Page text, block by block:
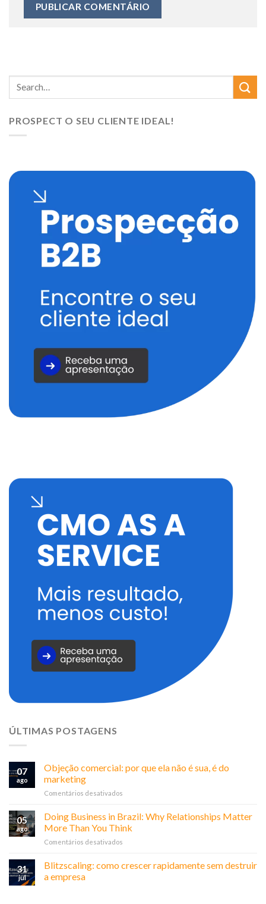
PROSPECT O SEU CLIENTE IDEAL!
ÚLTIMAS POSTAGENS
07
ago
Objeção comercial: por que ela não é sua, é do
marketing
Comentários desativados
comercial:
por
que
é
05
ago
Doing Business in Brazil: Why Relationships Matter
More Than You Think
Comentários desativados
in
31
jul
Blitzscaling: como crescer rapidamente sem destruir
a empresa